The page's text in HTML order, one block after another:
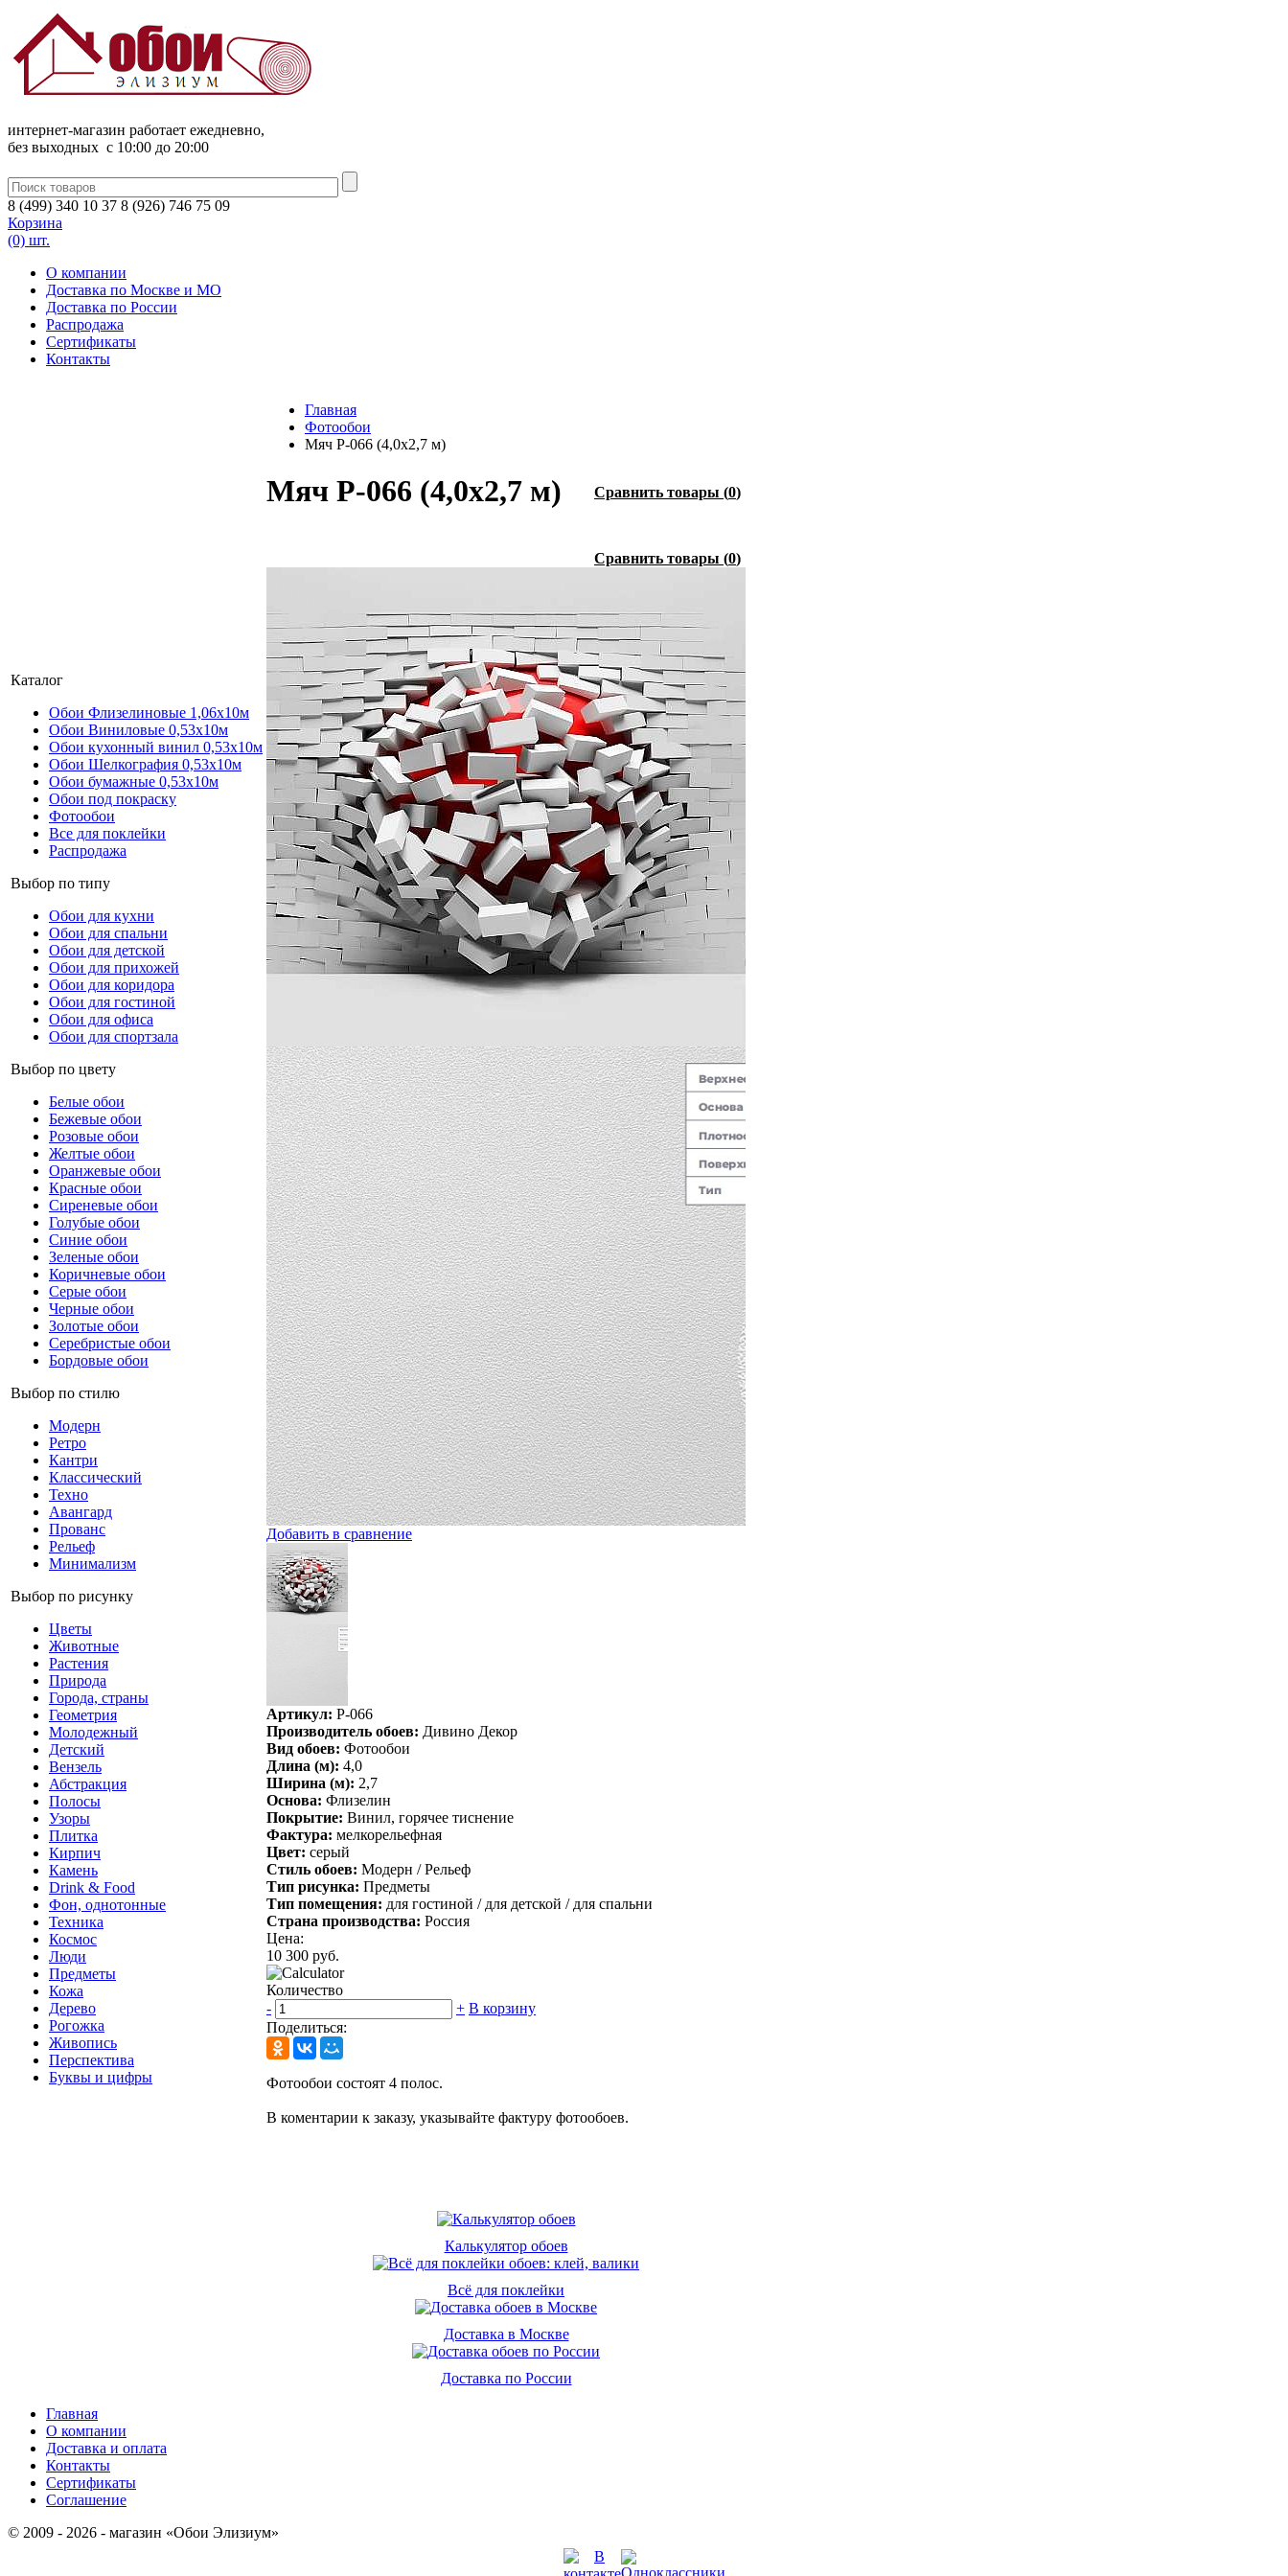
интернет-магазин работает ежедневно,
без выходных c 10:00 до 20:00
8 (499) 340 10 37 8 (926) 746 75 09
Корзина
(0) шт.
О компании
Доставка по Москве и МО
Доставка по России
Распродажа
Сертификаты
Контакты
Каталог
Обои Флизелиновые 1,06х10м
Обои Виниловые 0,53х10м
Обои кухонный винил 0,53х10м
Обои Шелкография 0,53x10м
Обои бумажные 0,53х10м
Обои под покраску
Фотообои
Все для поклейки
Распродажа
Выбор по типу
Обои для кухни
Обои для спальни
Обои для детской
Обои для прихожей
Обои для коридора
Обои для гостиной
Обои для офиса
Обои для спортзала
Выбор по цвету
Белые обои
Бежевые обои
Розовые обои
Желтые обои
Оранжевые обои
Красные обои
Сиреневые обои
Голубые обои
Синие обои
Зеленые обои
Коричневые обои
Серые обои
Черные обои
Золотые обои
Серебристые обои
Бордовые обои
Выбор по стилю
Модерн
Ретро
Кантри
Классический
Техно
Авангард
Прованс
Рельеф
Минимализм
Выбор по рисунку
Цветы
Животные
Растения
Природа
Города, страны
Геометрия
Молодежный
Детский
Вензель
Абстракция
Полосы
Узоры
Плитка
Кирпич
Камень
Drink & Food
Фон, однотонные
Техника
Космос
Люди
Предметы
Кожа
Дерево
Рогожка
Живопись
Перспектива
Буквы и цифры
Главная
Фотообои
Мяч P-066 (4,0х2,7 м)
Сравнить товары (0)
Мяч P-066 (4,0х2,7 м)
Сравнить товары (0)
Добавить в сравнение
Артикул: P-066
Производитель обоев: Дивино Декор
Вид обоев: Фотообои
Длина (м): 4,0
Ширина (м): 2,7
Основа: Флизелин
Покрытие: Винил, горячее тиснение
Фактура: мелкорельефная
Цвет: серый
Стиль обоев: Модерн / Рельеф
Тип рисунка: Предметы
Тип помещения: для гостиной / для детской / для спальни
Страна производства: Россия
Цена:
10 300 руб.
Количество
-
+ В корзину
Поделиться:
Фотообои состоят 4 полос.
В коментарии к заказу, указывайте фактуру фотообоев.
Калькулятор обоев
Всё для поклейки
Доставка в Москве
Доставка по России
Главная
О компании
Доставка и оплата
Контакты
Сертификаты
Соглашение
© 2009 - 2026 - магазин «Обои Элизиум»